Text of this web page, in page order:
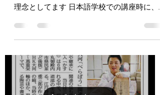
理念としてます 日本語学校での講座時に、
学校の先生から、 「死者を土葬で弔いたい
方がいるのですが、 愛知県または近郊、三
重、和歌山あたりで土葬できる所、ありませ